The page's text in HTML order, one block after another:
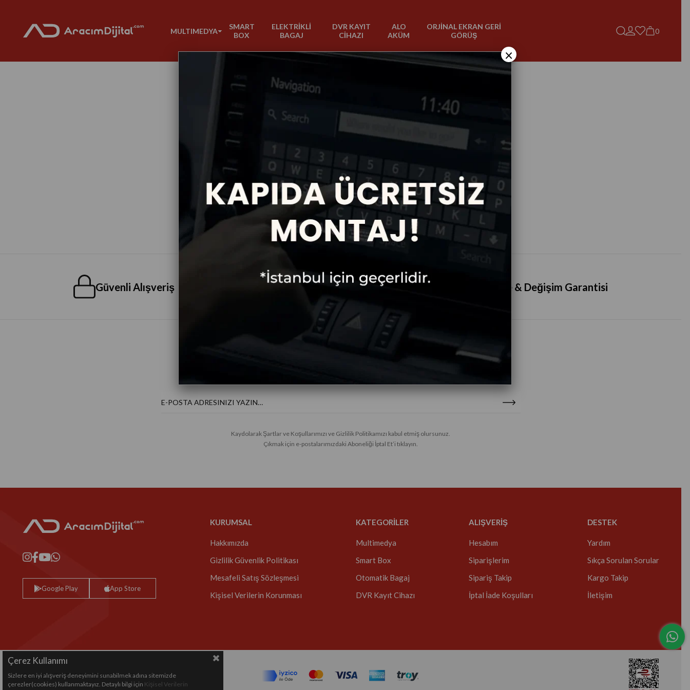
MULTIMEDYA
SMART
BOX
ELEKTRİKLİ
BAGAJ
DVR KAYIT
CİHAZI
ALO
AKÜM
ORJİNAL EKRAN GERİ
GÖRÜŞ
0
Güvenli Alışveriş
Ücretsiz
Taksitli Alışveriş İade & Değişim Garantisi
Kaydolarak Şartlar ve Koşullarımızı ve Gizlilik Politikamızı kabul etmiş olursunuz.
Çıkmak için e-postalarımızdaki Aboneliği İptal Et’i tıklayın.
Google Play App Store
KURUMSAL
Hakkımızda
Gizlilik Güvenlik Politikası
Mesafeli Satış Sözleşmesi
Kişisel Verilerin Korunması
KATEGORİLER
Multimedya
Smart Box
Otomatik Bagaj
DVR Kayıt Cihazı
ALIŞVERİŞ
Hesabım
Siparişlerim
Sipariş Takip
İptal İade Koşulları
DESTEK
Yardım
Sıkça Sorulan Sorular
Kargo Takip
İletişim
Copyright© 2024 All rights reserved.
Çerez Kullanımı
Sizlere en iyi alışveriş deneyimini sunabilmek adına sitemizde
çerezler(cookies) kullanmaktayız. Detaylı bilgi için Kişisel Verilerin
×